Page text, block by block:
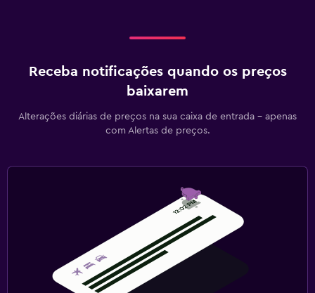
Receba notificações quando os preços
baixarem
Alterações diárias de preços na sua caixa de entrada - apenas
com Alertas de preços.